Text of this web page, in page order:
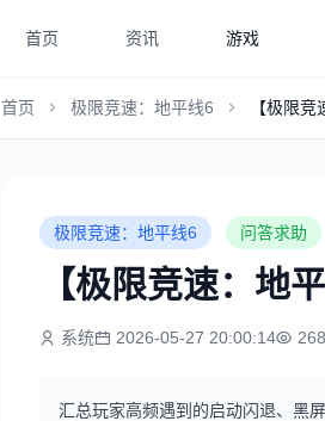
首页 资讯 游戏
首页 极限竞速：地平线6 【极限
极限竞速：地平线6 问答求助
【极限竞速：地
系统 2026-05-27 20:00:14
汇总玩家高频遇到的启动闪退、黑